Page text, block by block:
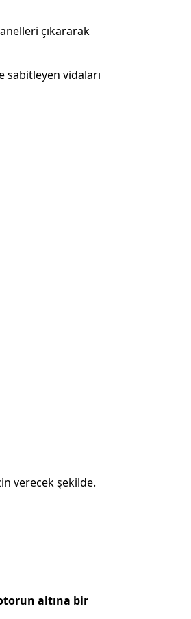
çıkararak
sabitleyen vidaları
verecek şekilde.
altına bir